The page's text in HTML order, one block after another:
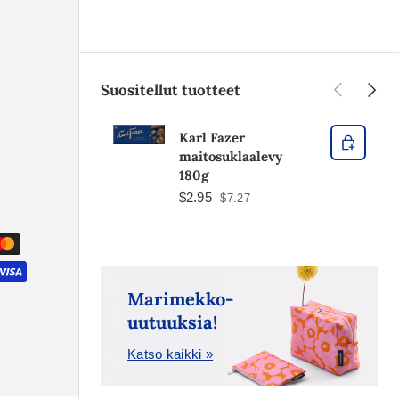
Suositellut tuotteet Edellinen
Karl Fazer
maitosuklaalevy
180g
$2.95 $7.27
Marimekko-
uutuuksia!
Katso kaikki »